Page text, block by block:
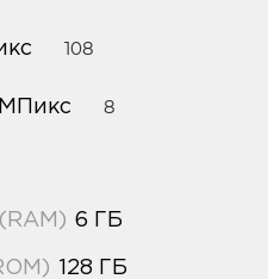
108
8
6 ГБ
128 ГБ